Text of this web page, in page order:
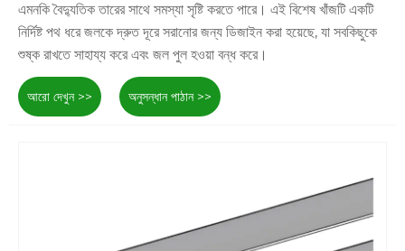
আপনার যদি হালকা, জারা-প্রতিরোধী রেল প্রয়োজন হয় তবে অ্যালুমিনিয়ামের জন্য
যান। আপনি যদি এমন কিছু চান যা ভারী বোঝা পরিচালনা করে এবং ব্যয়বহুল, তবে
ইস্পাতটি আরও ভাল। এই দুটি সৌর প্যানেল রেল উভয়ই পিভি সিস্টেমগুলিকে
এমনকি বৈদ্যুতিক তারের সাথে সমস্যা সৃষ্টি করতে পারে। এই বিশেষ খাঁজটি একটি
নির্দিষ্ট পথ ধরে জলকে দ্রুত দূরে সরানোর জন্য ডিজাইন করা হয়েছে, যা সবকিছুকে
শুষ্ক রাখতে সাহায্য করে এবং জল পুল হওয়া বন্ধ করে।
আরো দেখুন >> অনুসন্ধান পাঠান >>